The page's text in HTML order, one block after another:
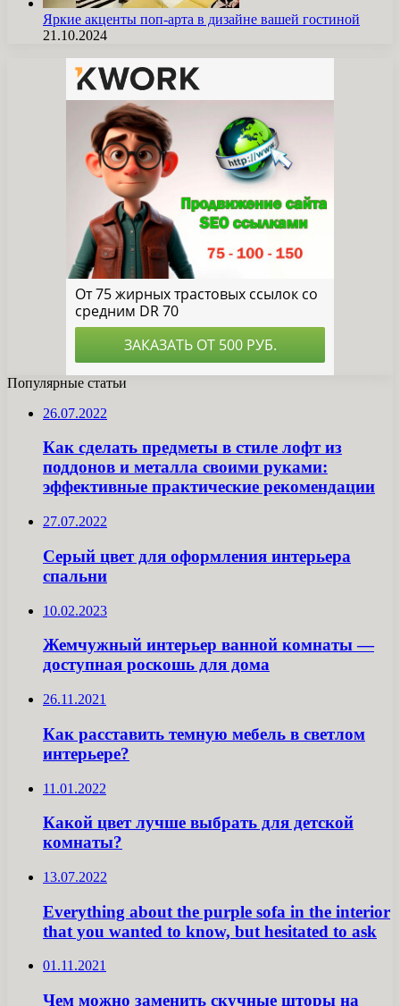
Яркие акценты поп-арта в дизайне вашей гостиной
21.10.2024
Популярные статьи
26.07.2022
Как сделать предметы в стиле лофт из
поддонов и металла своими руками:
эффективные практические рекомендации
27.07.2022
Серый цвет для оформления интерьера
спальни
10.02.2023
Жемчужный интерьер ванной комнаты —
доступная роскошь для дома
26.11.2021
Как расставить темную мебель в светлом
интерьере?
11.01.2022
Какой цвет лучше выбрать для детской
комнаты?
13.07.2022
Everything about the purple sofa in the interior
that you wanted to know, but hesitated to ask
01.11.2021
Чем можно заменить скучные шторы на